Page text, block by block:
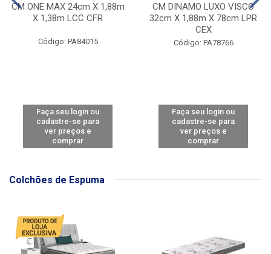
CM ONE MAX 24cm X 1,88m
X 1,38m LCC CFR
Código: PA84015
Faça seu login ou
cadastre-se para
ver preços e
comprar
CM DINAMO LUXO VISCO
32cm X 1,88m X 78cm LPR
CEX
Código: PA78766
Faça seu login ou
cadastre-se para
ver preços e
comprar
Colchões de Espuma